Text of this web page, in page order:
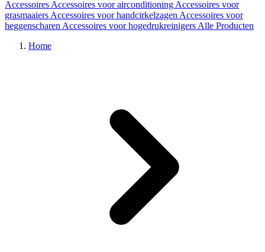
Accessoires Accessoires voor airconditioning Accessoires voor
grasmaaiers Accessoires voor handcirkelzagen Accessoires voor
heggenscharen Accessoires voor hogedrukreinigers Alle Producten
Home